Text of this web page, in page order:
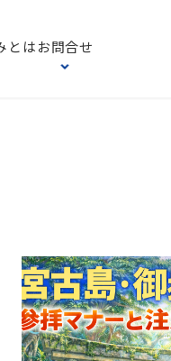
とはお問合せ